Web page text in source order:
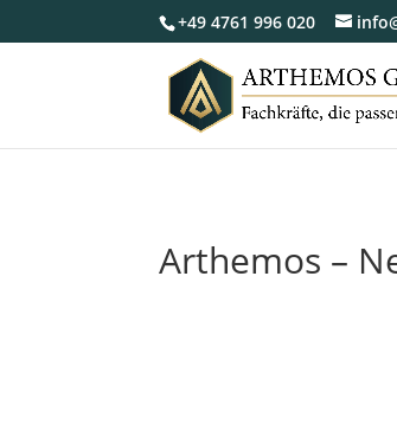
+49 4761 996 020
Arthemos –